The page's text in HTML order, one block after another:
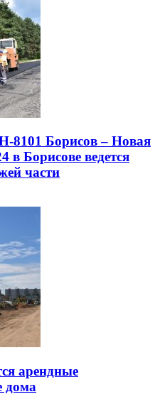
8101 Борисов – Новая
Борисове ведется
части
арендные
дома